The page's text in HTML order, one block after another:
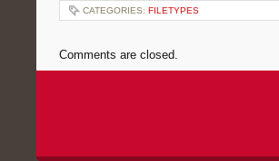
CATEGORIES: FILETYPES
Comments are closed.